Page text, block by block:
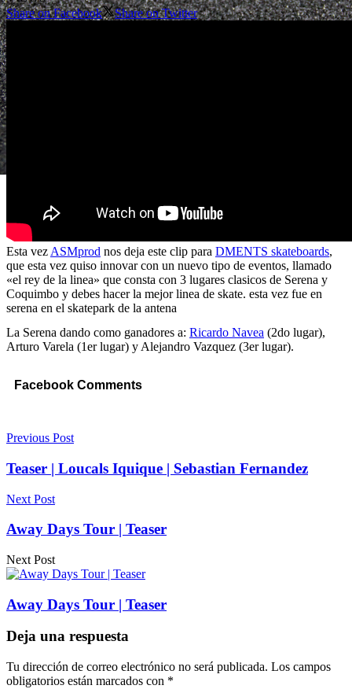
Share on Facebook
Share on Twitter
Esta vez ASMprod nos deja este clip para DMENTS skateboards,
que esta vez quiso innovar con un nuevo tipo de eventos, llamado
«el rey de la linea» que consta con 3 lugares clasicos de Serena y
Coquimbo y debes hacer la mejor linea de skate. esta vez fue en
serena en el skatepark de la antena
La Serena dando como ganadores a: Ricardo Navea (2do lugar),
Arturo Varela (1er lugar) y Alejandro Vazquez (3er lugar).
Facebook Comments
Previous Post
Teaser | Loucals Iquique | Sebastian Fernandez
Next Post
Away Days Tour | Teaser
Next Post
Away Days Tour | Teaser
Deja una respuesta
Tu dirección de correo electrónico no será publicada. Los campos
obligatorios están marcados con *